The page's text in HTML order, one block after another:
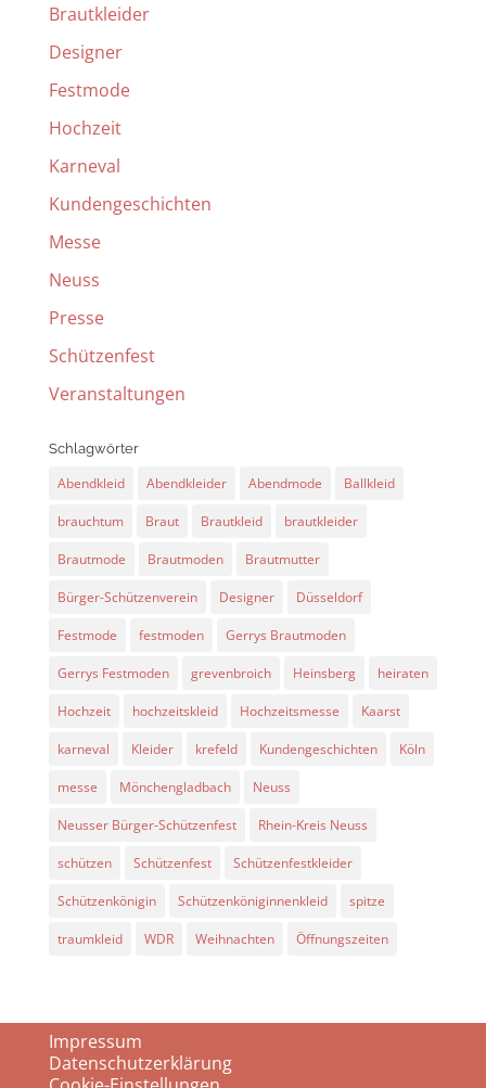
Brautkleider
Designer
Festmode
Hochzeit
Karneval
Kundengeschichten
Messe
Neuss
Presse
Schützenfest
Veranstaltungen
Schlagwörter
Abendkleid Abendkleider Abendmode Ballkleid
brauchtum Braut Brautkleid brautkleider
Brautmode Brautmoden Brautmutter
Bürger-Schützenverein Designer Düsseldorf
Festmode festmoden Gerrys Brautmoden
Gerrys Festmoden grevenbroich Heinsberg heiraten
Hochzeit hochzeitskleid Hochzeitsmesse Kaarst
karneval Kleider krefeld Kundengeschichten Köln
messe Mönchengladbach Neuss
Neusser Bürger-Schützenfest Rhein-Kreis Neuss
schützen Schützenfest Schützenfestkleider
Schützenkönigin Schützenköniginnenkleid spitze
traumkleid WDR Weihnachten Öffnungszeiten
Impressum
Datenschutzerklärung